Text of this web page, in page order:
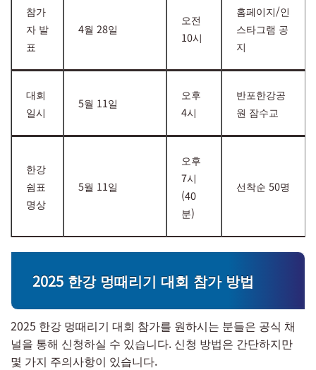
참가
자 발
표
4월 28일
오전
10시
홈페이지/인
스타그램 공
지
대회
일시
5월 11일
오후
4시
반포한강공
원 잠수교
한강
쉼표
명상
5월 11일
오후
7시
(40
분)
선착순 50명
2025 한강 멍때리기 대회 참가 방법
2025 한강 멍때리기 대회 참가를 원하시는 분들은 공식 채
널을 통해 신청하실 수 있습니다. 신청 방법은 간단하지만
몇 가지 주의사항이 있습니다.